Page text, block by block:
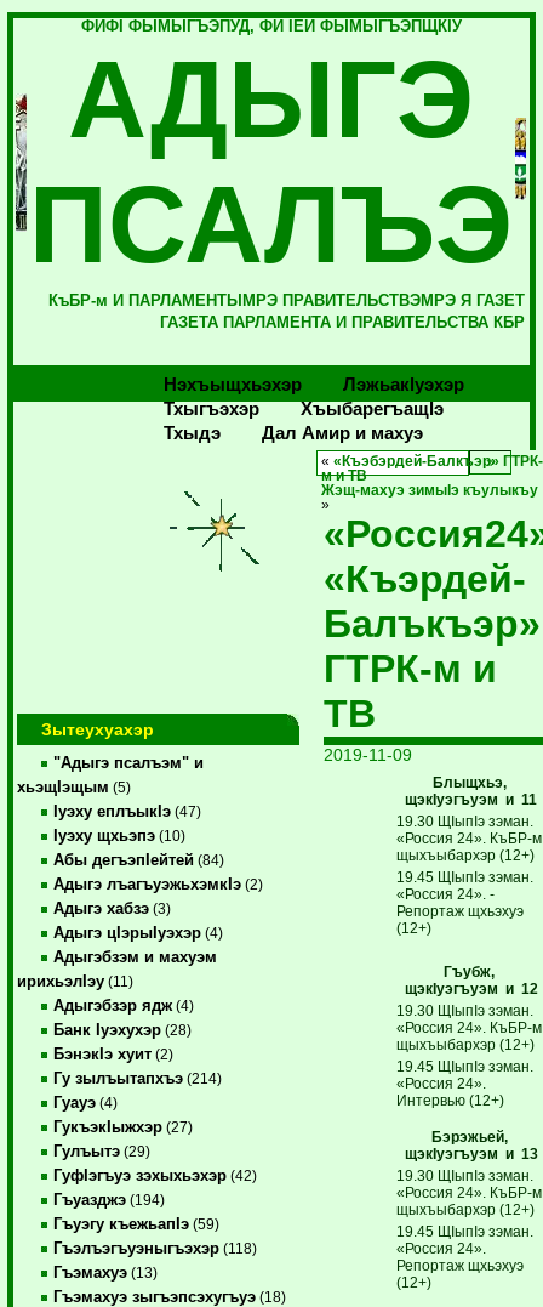
ФИФI ФЫМЫГЪЭПУД, ФИ IЕЙ ФЫМЫГЪЭПЩКIУ
АДЫГЭ
ПСАЛЪЭ
КъБР-м И ПАРЛАМЕНТЫМРЭ ПРАВИТЕЛЬСТВЭМРЭ Я ГАЗЕТ
ГАЗЕТА ПАРЛАМЕНТА И ПРАВИТЕЛЬСТВА КБР
Нэхъыщхьэхэр
Лэжьакlуэхэр
Тхыгъэхэр
Хъыбарегъащlэ
Тхыдэ
Дал Амир и махуэ
Зытеухуахэр
"Адыгэ псалъэм" и
хьэщIэщым (5)
Iуэху еплъыкIэ (47)
Iуэху щхьэпэ (10)
Абы дегъэпIейтей (84)
Адыгэ лъагъуэжьхэмкIэ (2)
Адыгэ хабзэ (3)
Адыгэ цIэрыIуэхэр (4)
Адыгэбзэм и махуэм
ирихьэлIэу (11)
Адыгэбзэр ядж (4)
Банк Iуэхухэр (28)
БэнэкIэ хуит (2)
Гу зылъытапхъэ (214)
Гуауэ (4)
ГукъэкIыжхэр (27)
Гулъытэ (29)
ГуфIэгъуэ зэхыхьэхэр (42)
Гъуазджэ (194)
Гъуэгу къежьапIэ (59)
Гъэлъэгъуэныгъэхэр (118)
Гъэмахуэ (13)
Гъэмахуэ зыгъэпсэхугъуэ (18)
««Къэбэрдей-Балкъэр» ГТРК-
м и ТВ
Жэщ-махуэ зимыIэ къулыкъу
»
«Къэрдей-
Балъкъэр»
ГТРК-м и
ТВ
2019-11-09
Блыщхьэ,
щэкIуэгъуэм и 11
19.30 ЩIыпIэ зэман.
«Россия 24». КъБР-м
щыхъыбархэр (12+)
19.45 ЩIыпIэ зэман.
«Россия 24». ­
Репортаж щхьэхуэ
(12+)
Гъубж,
щэкIуэгъуэм и 12
19.30 ЩIыпIэ зэман.
«Россия 24». КъБР-м
щыхъыбархэр (12+)
19.45 ЩIыпIэ зэман.
«Россия 24».
Интервью (12+)
Бэрэжьей,
щэкIуэгъуэм и 13
19.30 ЩIыпIэ зэман.
«Россия 24». КъБР-м
щыхъыбархэр (12+)
19.45 ЩIыпIэ зэман.
«Россия 24».
Репортаж щхьэхуэ
(12+)